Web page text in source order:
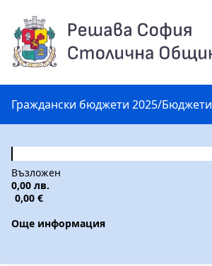
Граждански бюджети 2025/Бюджети
Възложен
0,00 лв.
0,00 €
Още информация